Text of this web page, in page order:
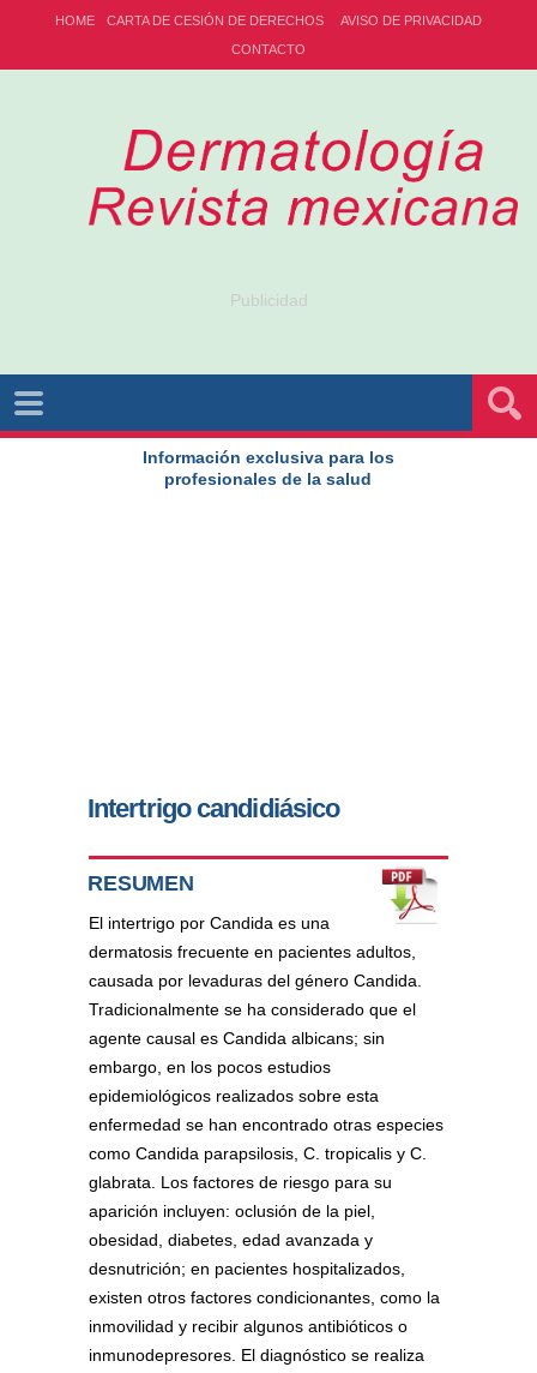
HOME CARTA DE CESIÓN DE DERECHOS
AVISO DE PRIVACIDAD
CONTACTO
Publicidad
Información exclusiva para los
profesionales de la salud
Intertrigo candidiásico
RESUMEN
El intertrigo por Candida es una
dermatosis frecuente en pacientes adultos,
causada por levaduras del género Candida.
Tradicionalmente se ha considerado que el
agente causal es Candida albicans; sin
embargo, en los pocos estudios
epidemiológicos realizados sobre esta
enfermedad se han encontrado otras especies
como Candida parapsilosis, C. tropicalis y C.
glabrata. Los factores de riesgo para su
aparición incluyen: oclusión de la piel,
obesidad, diabetes, edad avanzada y
desnutrición; en pacientes hospitalizados,
existen otros factores condicionantes, como la
inmovilidad y recibir algunos antibióticos o
inmunodepresores. El diagnóstico se realiza